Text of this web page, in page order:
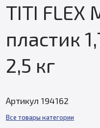
TITI FLEX
пластик
2,5 кг
Артикул 194162
Все товары категории